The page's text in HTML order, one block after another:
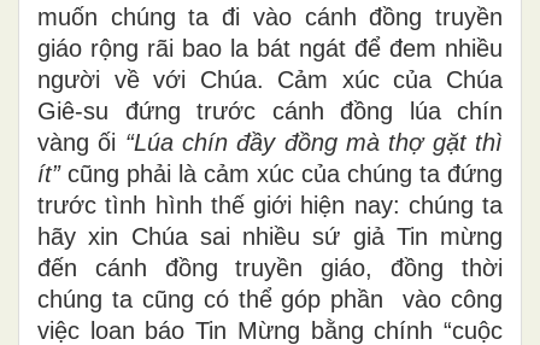
muốn chúng ta đi vào cánh đồng truyền
giáo rộng rãi bao la bát ngát để đem nhiều
người về với Chúa. Cảm xúc của Chúa
Giê-su đứng trước cánh đồng lúa chín
vàng ối “Lúa chín đầy đồng mà thợ gặt thì
ít”cũng phải là cảm xúc của chúng ta đứng
trước tình hình thế giới hiện nay: chúng ta
hãy xin Chúa sai nhiều sứ giả Tin mừng
đến cánh đồng truyền giáo, đồng thời
chúng ta cũng có thể góp phần vào công
việc loan báo Tin Mừng bằng chính “cuộc